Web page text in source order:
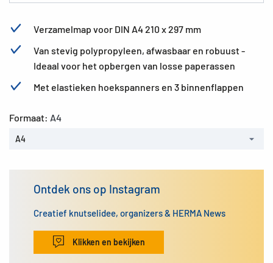
Verzamelmap voor DIN A4 210 x 297 mm
Van stevig polypropyleen, afwasbaar en robuust -
Ideaal voor het opbergen van losse paperassen
Met elastieken hoekspanners en 3 binnenflappen
Formaat: A4
A4
Ontdek ons op Instagram
Creatief knutselidee, organizers & HERMA News
Klikken en bekijken